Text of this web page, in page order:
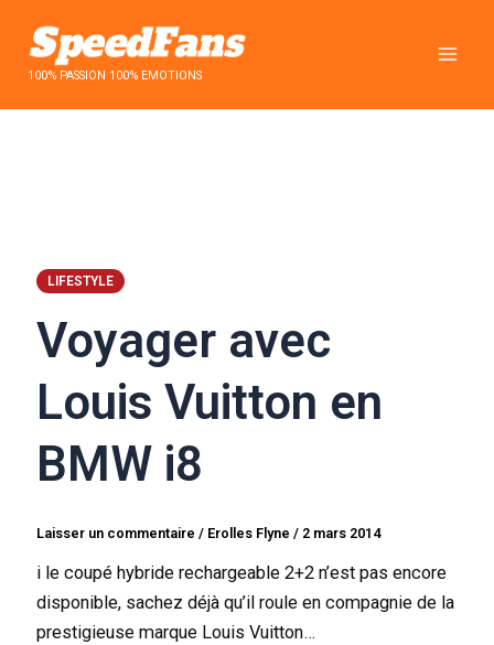
contenu100% PASSION 100% EMOTIONS
LIFESTYLE
Voyager avec
Louis Vuitton en
BMW i8
Laisser un commentaire / Erolles Flyne/ 2 mars 2014
i le coupé hybride rechargeable 2+2 n’est pas encore
disponible, sachez déjà qu’il roule en compagnie de la
prestigieuse marque Louis Vuitton…